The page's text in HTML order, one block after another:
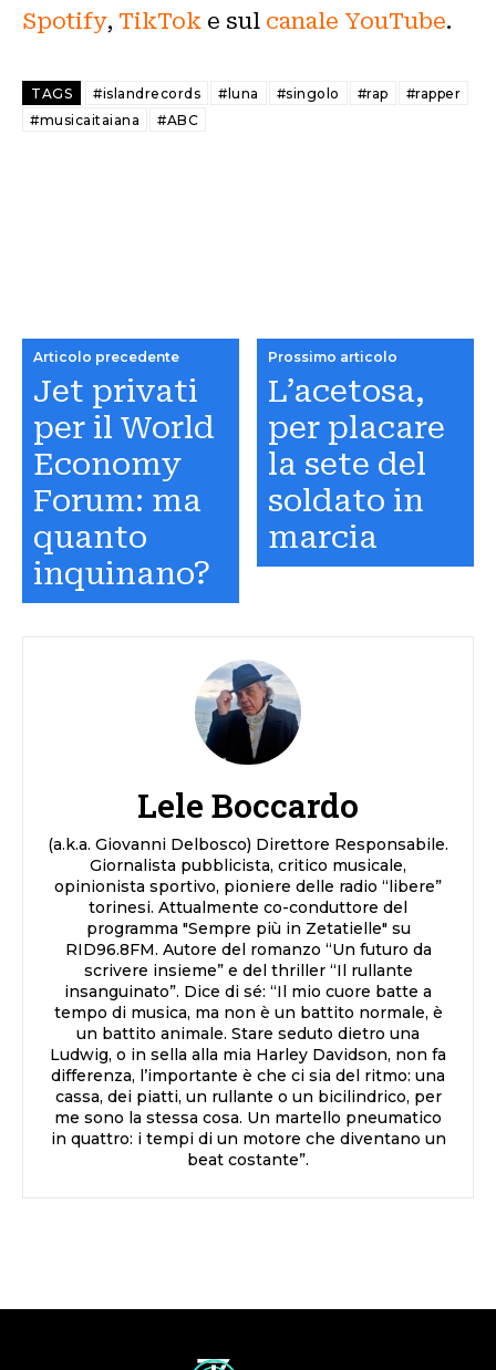
Spotify, TikTok e sul canale YouTube.
TAGS #islandrecords #luna #singolo #rap
#rapper
#musicaitaiana
#ABC
Articolo precedente
Jet privati
per il World
Economy
Forum: ma
quanto
inquinano?
Prossimo articolo
L’acetosa,
per placare
la sete del
soldato in
marcia
Lele Boccardo
(a.k.a. Giovanni Delbosco) Direttore Responsabile.
Giornalista pubblicista, critico musicale,
opinionista sportivo, pioniere delle radio “libere”
torinesi. Attualmente co-conduttore del
programma "Sempre più in Zetatielle" su
RID96.8FM. Autore del romanzo “Un futuro da
scrivere insieme” e del thriller “Il rullante
insanguinato”. Dice di sé: “Il mio cuore batte a
tempo di musica, ma non è un battito normale, è
un battito animale. Stare seduto dietro una
Ludwig, o in sella alla mia Harley Davidson, non fa
differenza, l’importante è che ci sia del ritmo: una
cassa, dei piatti, un rullante o un bicilindrico, per
me sono la stessa cosa. Un martello pneumatico
in quattro: i tempi di un motore che diventano un
beat costante”.